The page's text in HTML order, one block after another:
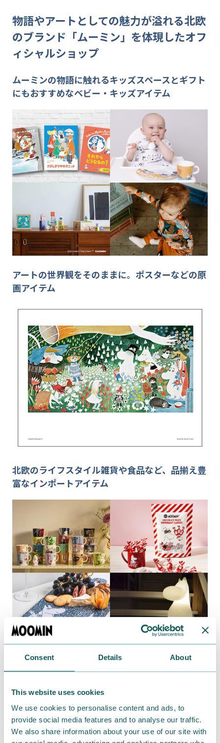
Consent Details About
This website uses cookies
We use cookies to personalise content and ads, to
provide social media features and to analyse our traffic.
We also share information about your use of our site with
物語やアートとしての魅力が溢れる北欧
のブランド「ムーミン」を体現したオフ
ィシャルショップ
ムーミンの物語に触れるキッズスペースとギフト
にもおすすめなベビー・キッズアイテム
アートの世界観をそのままに。ポスターなどの原
画アイテム
北欧のライフスタイル雑貨や食品など、品揃え豊
富なインポートアイテム